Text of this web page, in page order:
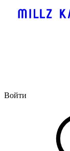
Войти